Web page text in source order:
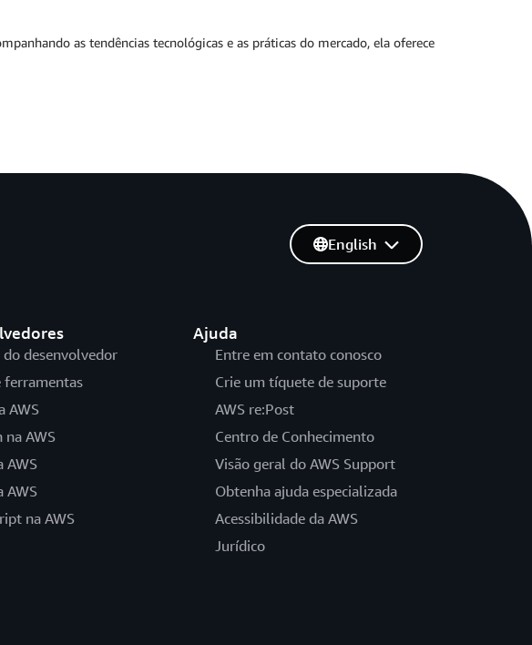
as tendências tecnológicas e as práticas do mercado, ela oferece
do desenvolvedor
ferramentas
AWS
na AWS
AWS
AWS
na AWS
Ajuda
Entre em contato conosco
Crie um tíquete de suporte
AWS re:Post
Centro de Conhecimento
Visão geral do AWS Support
Obtenha ajuda especializada
Acessibilidade da AWS
Jurídico
English